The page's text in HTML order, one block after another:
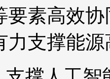
要素高效
力支撑能